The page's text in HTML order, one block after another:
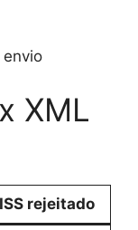
XML
rejeitado